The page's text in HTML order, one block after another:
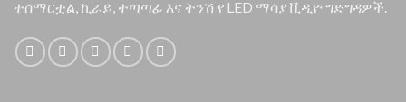
ተሰማርቷል, ኪራይ, ተጣጣፊ እና ትንሽ የ LED ማሳያ ቪዲዮ ግድግዳዎች.